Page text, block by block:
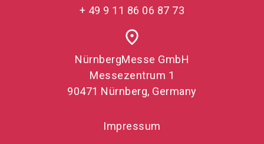
+ 49 9 11 86 06 87 73
place
NürnbergMesse GmbH
Messezentrum 1
90471 Nürnberg, Germany
Impressum